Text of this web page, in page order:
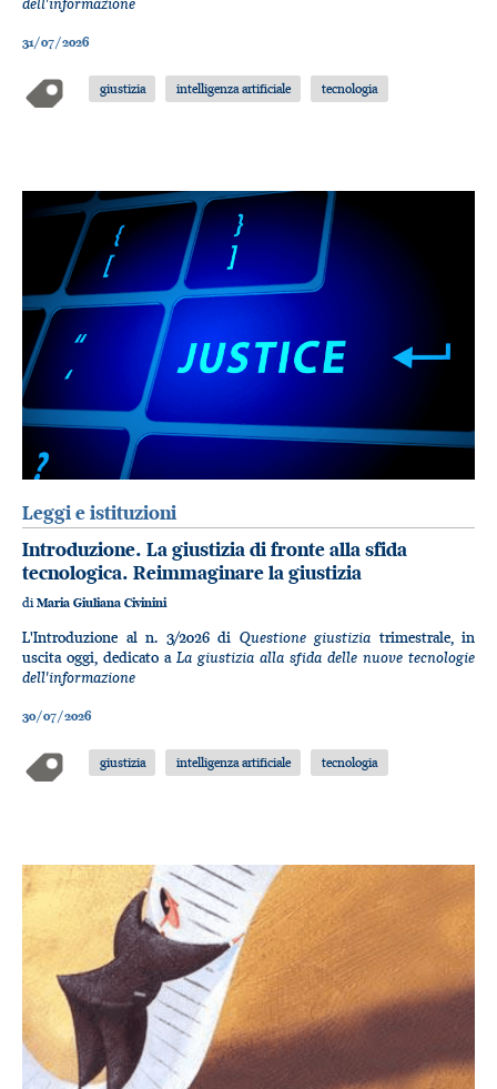
31/07/2026
giustizia intelligenza artificiale tecnologia
Leggi e istituzioni
Introduzione. La giustizia di fronte alla sfida
tecnologica. Reimmaginare la giustizia
diMaria Giuliana Civinini
L'Introduzione al n. 3/2026 di Questione giustizia trimestrale, in
uscita oggi, dedicato a La giustizia alla sfida delle nuove tecnologie
dell'informazione
30/07/2026
giustizia intelligenza artificiale tecnologia